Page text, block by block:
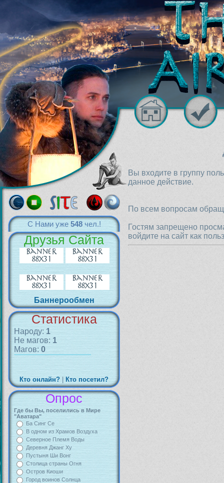
С Нами уже 548чел.!
Друзья Сайта
Баннерообмен
Статистика
Народу: 1
Не магов: 1
Магов: 0
Кто онлайн? Кто посетил?
Опрос
Где бы Вы, поселились в Мире
"Аватара"
Ба Синг Се
В одном из Храмов Воздуха
Северное Племя Воды
Деревня Джанг Ху
Пустыня Ши Вонг
Столица страны Огня
Остров Киоши
Город воинов Солнца
Вы входите в группу
данное действие.
По всем вопросам
Гостям запрещено
войдите на сайт как